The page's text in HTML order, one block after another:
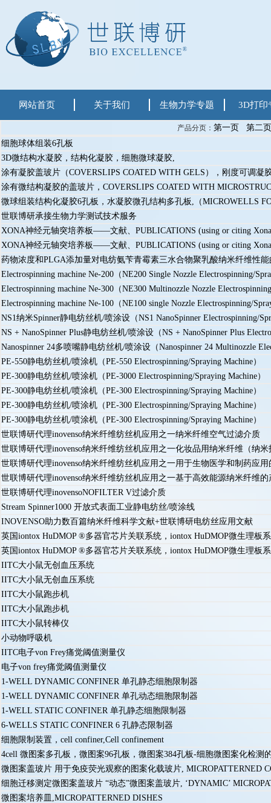
网站首页 关于我们 生物力学专题 3D打印
产品分页： 第一页
第二页
细胞球体组装6孔板
3D微结构水凝胶，结构化凝胶，细胞微球凝胶,
涂有凝胶盖玻片（COVERSLIPS COATED WITH GELS），刚度可调凝
涂有微结构凝胶的盖玻片，COVERSLIPS COATED WITH
微球组装结构化凝胶6孔板，水凝胶微孔结构多孔板,（MICROWELLS
世联博研承接生物力学测试技术服务
XONA神经元轴突培养板——文献、PUBLICATIONS (using or citing
XONA神经元轴突培养板——文献、PUBLICATIONS (using or citing
药物浓度和PLGA添加量对电纺氨苄青霉素三水合物聚乳酸纳米纤维性
Electrospinning machine Ne-200（NE200 Single Nozzle Electrospinning/
Electrospinning machine Ne-300（NE300 Multinozzle Nozzle
Electrospinning machine Ne-100（NE100 single Nozzle Electrospinning/
NS1纳米Spinner静电纺丝机/喷涂设（NS1 NanoSpinner Electrospinning/
NS + NanoSpinner Plus静电纺丝机/喷涂设（NS + NanoSpinner Plus
Nanospinner 24多喷嘴静电纺丝机/喷涂设（Nanospinner 24 Multinozzle
PE-550静电纺丝机/喷涂机（PE-550 Electrospinning/Spraying Machine）
PE-300静电纺丝机/喷涂机（PE-3000 Electrospinning/Spraying Machine）
PE-300静电纺丝机/喷涂机（PE-300 Electrospinning/Spraying Machine）
PE-300静电纺丝机/喷涂机（PE-300 Electrospinning/Spraying Machine）
PE-300静电纺丝机/喷涂机（PE-300 Electrospinning/Spraying Machine）
世联博研代理inovenso纳米纤维纺丝机应用之一纳米纤维空气过滤介质
世联博研代理inovenso纳米纤维纺丝机应用之一化妆品用纳米纤维（纳
世联博研代理inovenso纳米纤维纺丝机应用之一用于生物医学和制药应
世联博研代理inovenso纳米纤维纺丝机应用之一基于高效能源纳米纤维的
世联博研代理inovensoNOFILTER V过滤介质
Stream Spinner1000 开放式表面工业静电纺丝/喷涂线
INOVENSO助力数百篇纳米纤维科学文献+世联博研电纺丝应用文献
英国iontox HuDMOP ®多器官芯片关联系统，iontox HuDMOP微生理板
英国iontox HuDMOP ®多器官芯片关联系统，iontox HuDMOP微生理板
IITC大小鼠无创血压系统
IITC大小鼠无创血压系统
IITC大小鼠跑步机
IITC大小鼠跑步机
IITC大小鼠转棒仪
小动物呼吸机
IITC电子von Frey痛觉阈值测量仪
电子von frey痛觉阈值测量仪
1-WELL DYNAMIC CONFINER 单孔静态细胞限制器
1-WELL DYNAMIC CONFINER 单孔动态细胞限制器
1-WELL STATIC CONFINER 单孔静态细胞限制器
6-WELLS STATIC CONFINER 6 孔静态限制器
细胞限制装置，cell confiner,Cell confinement
4cell 微图案多孔板，微图案96孔板，微图案384孔板-细胞微图案化检测
微图案盖玻片 用于免疫荧光观察的图案化载玻片, MICROPATTERNED
细胞迁移测定微图案盖玻片 “动态”微图案盖玻片, ‘DYNAMIC’
微图案培养皿,MICROPATTERNED DISHES